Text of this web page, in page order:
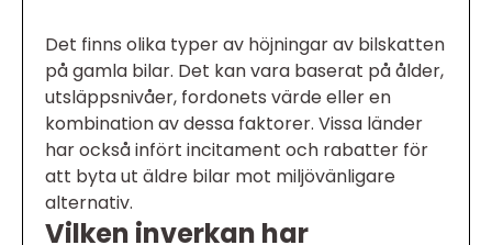
Det finns olika typer av höjningar av bilskatten
på gamla bilar. Det kan vara baserat på ålder,
utsläppsnivåer, fordonets värde eller en
kombination av dessa faktorer. Vissa länder
har också infört incitament och rabatter för
att byta ut äldre bilar mot miljövänligare
alternativ.
Vilken inverkan har